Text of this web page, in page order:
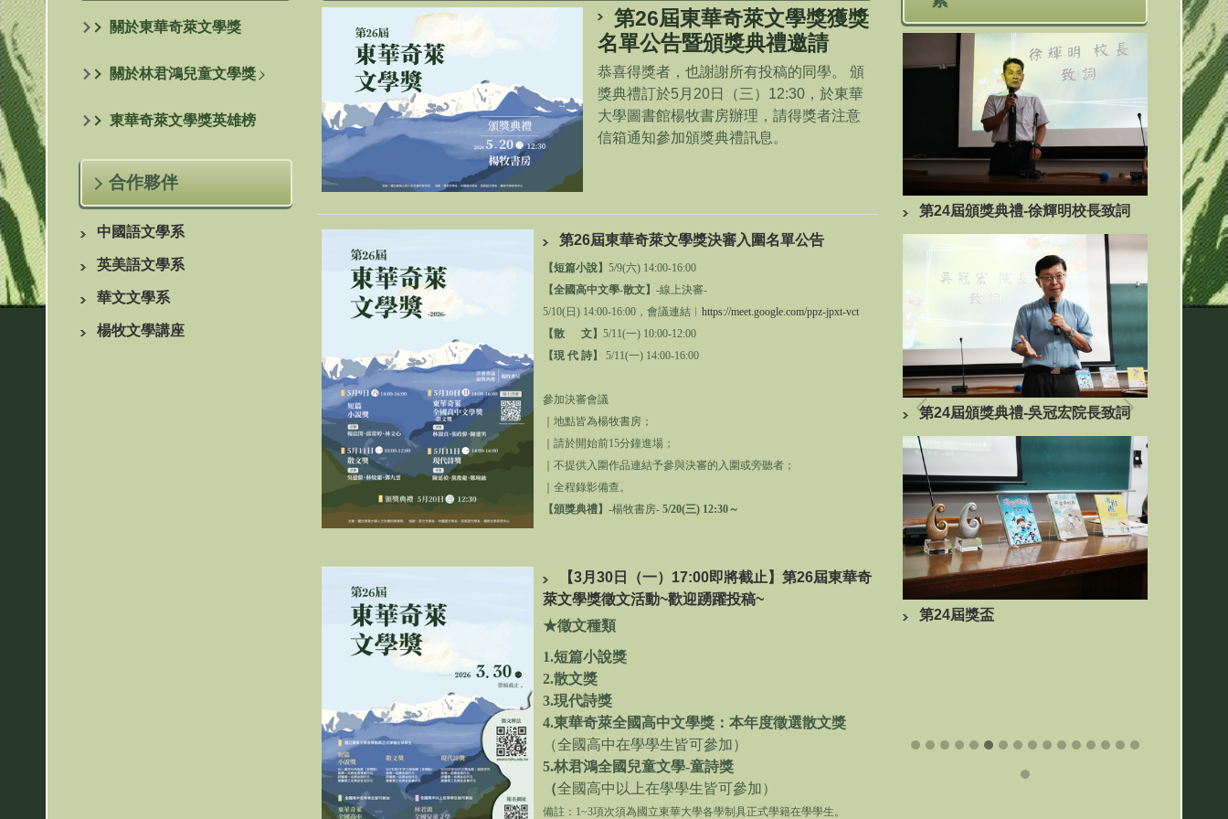
關於東華奇萊文學獎
關於林君鴻兒童文學獎
東華奇萊文學獎英雄榜
合作夥伴
中國語文學系
英美語文學系
華文文學系
楊牧文學講座
第26屆東華奇萊文學獎獲獎
名單公告暨頒獎典禮邀請
恭喜得獎者，也謝謝所有投稿的同學。 頒
獎典禮訂於5月20日（三）12:30，於東華
大學圖書館楊牧書房辦理，請得獎者注意
信箱通知參加頒獎典禮訊息。
第26屆東華奇萊文學獎決審入圍名單公告
【短篇小說】 5/9(六) 14:00-16:00
【全國高中文學-散文】 -線上決審-
5/10(日) 14:00-16:00，會議連結︱ https://meet.google.com/ppz-jpxt-vct
【散 文】 5/11(一) 10:00-12:00
【現 代 詩】
5/11(一) 14:00-16:00
參加決審會議
｜地點皆為楊牧書房；
請於開始前15分鐘進場；
不提供入圍作品連結予參與決審的入圍或旁聽者；
全程錄影備查。
【頒獎典禮】 -楊牧書房- 5/20(三) 12:30～
【3月30日（一）17:00即將截止】第26屆東華奇
萊文學獎徵文活動~歡迎踴躍投稿~
★徵文種類
1.短篇小說獎
2.散文獎
3.現代詩獎
4.東華奇萊全國高中文學獎：本年度徵選散文獎
（全國高中在學學生皆可參加）
5.林君鴻全國兒童文學-童詩獎
（全國高中以上在學學生皆可參加）
備註：1~3項次須為國立東華大學各學制具正式學籍在學學生。
典禮-廖慶華主任秘書頒
推薦獎2
第24屆頒獎典禮-徐輝明校長頒發散
文組評審獎
第24屆頒獎典禮-徐輝明校長頒發散
第24屆頒獎典禮-徐輝明校長頒發散
第24屆頒獎典禮-林燕淑副院長頒發
全國高中文學古典新創組推薦獎
第24屆頒獎典禮-吳冠宏院長頒發現
代詩組推薦獎
第24屆頒獎典禮-徐輝明校長頒發散
文組首獎
第24屆頒獎典禮-徐輝明校長致詞
23屆散文組獲獎者與評審、召集人
23屆短篇小說組獲獎者與評審合影
23屆林